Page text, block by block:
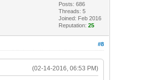
Posts: 686
Threads: 5
Joined: Feb 2016
Reputation:25
#8
(02-14-2016, 06:53 PM)